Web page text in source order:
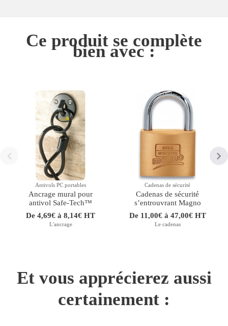
Ce produit se complète
bien avec :
Antivols PC portables
Ancrage mural pour
antivol Safe-Tech™
De 4,69€ à 8,14€ HT
L'ancrage
Cadenas de sécurité
Cadenas de sécurité
sʼentrouvrant Magno
De 11,00€ à 47,00€ HT
Le cadenas
Et vous apprécierez aussi
certainement :